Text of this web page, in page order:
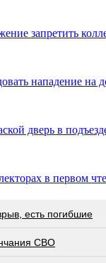
запретить
нападение на
дверь в
в первом
есть погибшие
СВО